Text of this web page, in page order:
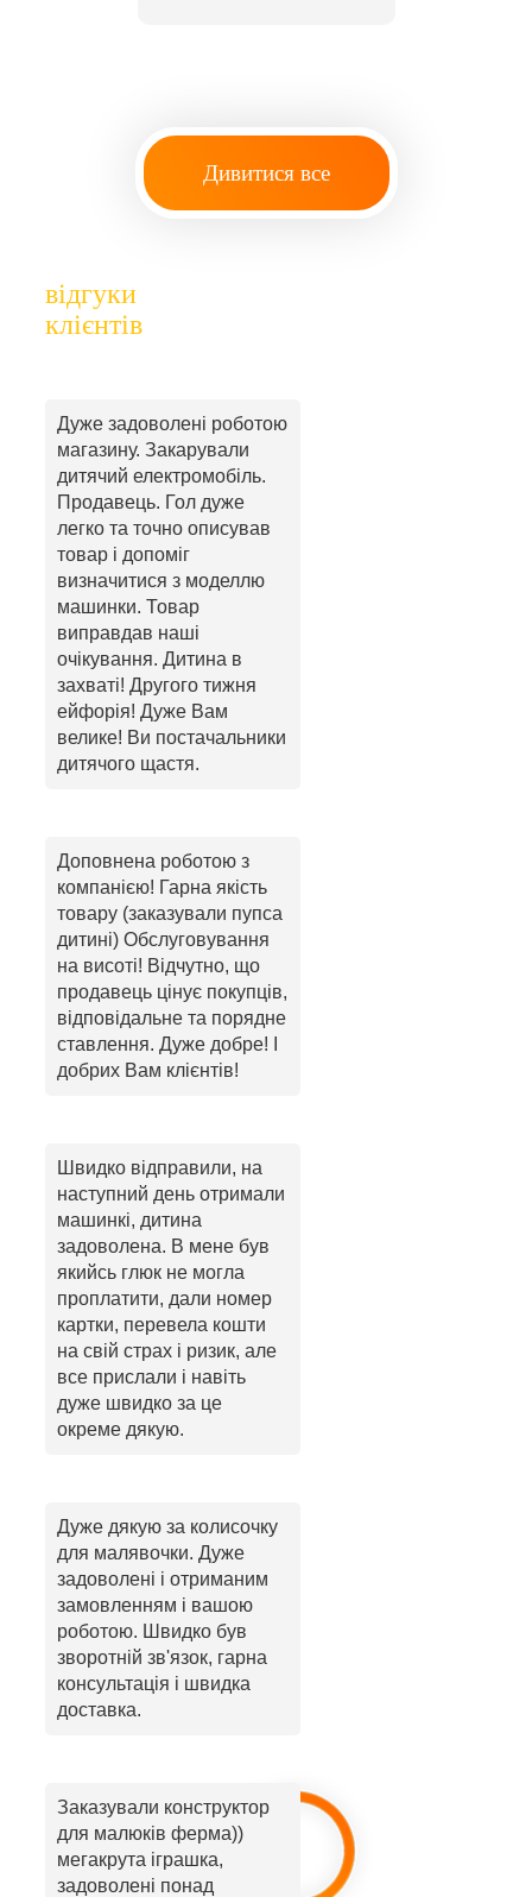
Дивитися все
відгуки
клієнтів
Дуже задоволені роботою
магазину. Закарували
дитячий електромобіль.
Продавець. Гол дуже
легко та точно описував
товар і допоміг
визначитися з моделлю
машинки. Товар
виправдав наші
очікування. Дитина в
захваті! Другого тижня
ейфорія! Дуже Вам
велике! Ви постачальники
дитячого щастя.
Доповнена роботою з
компанією! Гарна якість
товару (заказували пупса
дитині) Обслуговування
на висоті! Відчутно, що
продавець цінує покупців,
відповідальне та порядне
ставлення. Дуже добре! І
добрих Вам клієнтів!
Швидко відправили, на
наступний день отримали
машинкі, дитина
задоволена. В мене був
якийсь глюк не могла
проплатити, дали номер
картки, перевела кошти
на свій страх і ризик, але
все прислали і навіть
дуже швидко за це
окреме дякую.
Дуже дякую за колисочку
для малявочки. Дуже
задоволені і отриманим
замовленням і вашою
роботою. Швидко був
зворотній зв'язок, гарна
консультація і швидка
доставка.
Заказували конструктор
для малюків ферма))
мегакрута іграшка,
задоволені понад